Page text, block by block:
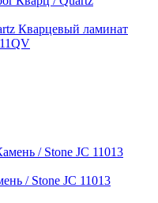
Кварцевый ламинат
/ Stone JC 11013